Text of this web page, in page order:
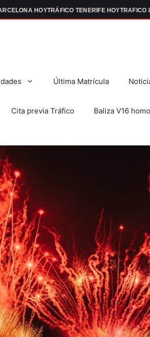
HOYTRÁFICO TENERIFE HOYTRAFICO LAS
Última Matrícula
Cita previa Tráfico Baliza V16